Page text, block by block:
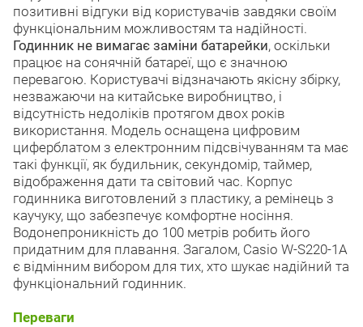
позитивні відгуки від користувачів завдяки своїм
функціональним можливостям та надійності.
Годинник не вимагає заміни батарейки, оскільки
працює на сонячній батареї, що є значною
перевагою. Користувачі відзначають якісну збірку,
незважаючи на китайське виробництво, і
відсутність недоліків протягом двох років
використання. Модель оснащена цифровим
циферблатом з електронним підсвічуванням та має
такі функції, як будильник, секундомір, таймер,
відображення дати та світовий час. Корпус
годинника виготовлений з пластику, а ремінець з
каучуку, що забезпечує комфортне носіння.
Водонепроникність до 100 метрів робить його
придатним для плавання. Загалом, Casio W-S220-1A
є відмінним вибором для тих, хто шукає надійний та
функціональний годинник.
Переваги